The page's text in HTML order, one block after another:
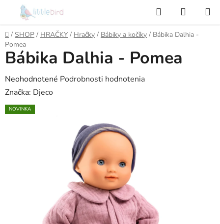
obsah
Hľadať
KOŠÍK
Domov
/ SHOP / HRAČKY / Hračky / Bábiky a kočíky / Bábika Dalhia -
Pomea
Bábika Dalhia - Pomea
Priemerné
hodnotenie
produktu
Neohodnotené Podrobnosti hodnotenia
Značka: Djeco
NOVINKA